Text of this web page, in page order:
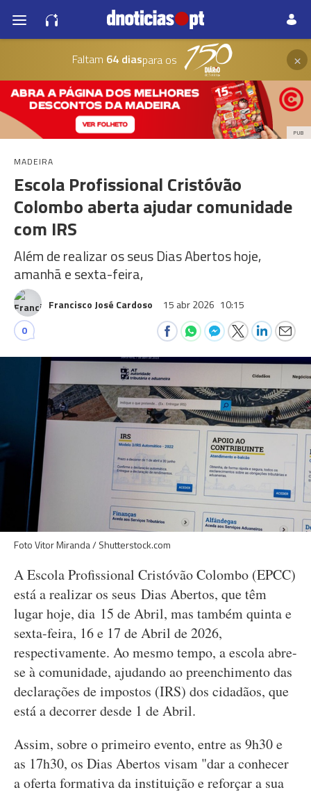
Faltam 64 diaspara os ×
PUB
MADEIRA
Escola Profissional Cristóvão
Colombo aberta ajudar comunidade
com IRS
Além de realizar os seus Dias Abertos hoje,
amanhã e sexta-feira,
Francisco José Cardoso 15 abr 2026 10:15
0
Foto Vitor Miranda / Shutterstock.com
A Escola Profissional Cristóvão Colombo (EPCC)
está a realizar os seus Dias Abertos, que têm
lugar hoje, dia 15 de Abril, mas também quinta e
sexta-feira, 16 e 17 de Abril de 2026,
respectivamente. Ao mesmo tempo, a escola abre-
se à comunidade, ajudando ao preenchimento das
declarações de impostos (IRS) dos cidadãos, que
está a decorrer desde 1 de Abril.
Assim, sobre o primeiro evento, entre as 9h30 e
as 17h30, os Dias Abertos visam "dar a conhecer
a oferta formativa da instituição e reforçar a sua